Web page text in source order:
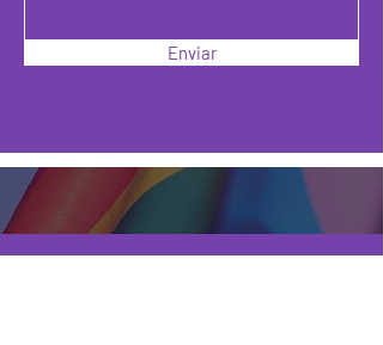
Enviar